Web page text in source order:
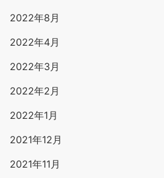
2022年8月
2022年4月
2022年3月
2022年2月
2022年1月
2021年12月
2021年11月